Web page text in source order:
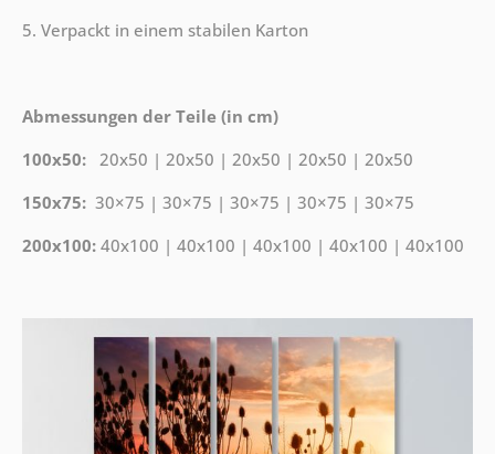
5. Verpackt in einem stabilen Karton
Abmessungen der Teile (in cm)
100x50: 20x50 | 20x50 | 20x50 | 20x50 | 20x50
150x75: 30×75 | 30×75 | 30×75 | 30×75 | 30×75
200x100: 40x100 | 40x100 | 40x100 | 40x100 | 40x100